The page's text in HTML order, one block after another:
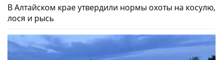
В Алтайском крае утвердили нормы охоты на косулю,
лося и рысь